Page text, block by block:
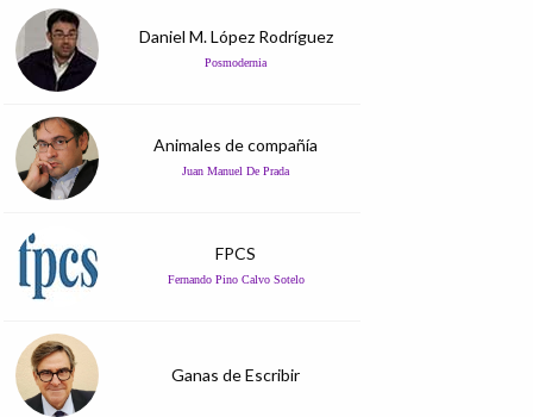
Daniel M. López Rodríguez
Posmodernia
Animales de compañía
Juan Manuel De Prada
FPCS
Fernando Pino Calvo Sotelo
Ganas de Escribir